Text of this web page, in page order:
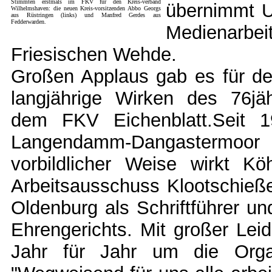
Stimmten erstmals im FKV für den Kreis-verband
Wilhelmshaven: die neuen Kreis-vorsitzenden Abbo Georgs
aus Rüstringen (links) und Manfred Gerdes aus
Fedderwarden.
übernimmt
Friesischen Wehde.
Großen Applaus gab es für
langjährige Wirken des
dem FKV Eichenblatt.Seit
Langendamm-
vorbildlicher Weise wirkt
Arbeitsausschuss
Oldenburg als Schriftführer
Ehrengerichts. Mit großer
Jahr für Jahr um die